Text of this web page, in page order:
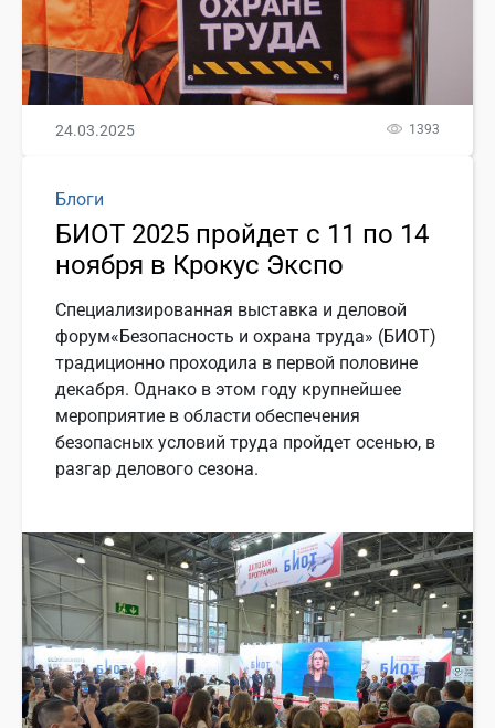
24.03.2025 1393
Блоги
БИОТ 2025 пройдет с 11 по 14
ноября в Крокус Экспо
Специализированная выставка и деловой
форум«Безопасность и охрана труда» (БИОТ)
традиционно проходила в первой половине
декабря. Однако в этом году крупнейшее
мероприятие в области обеспечения
безопасных условий труда пройдет осенью, в
разгар делового сезона.